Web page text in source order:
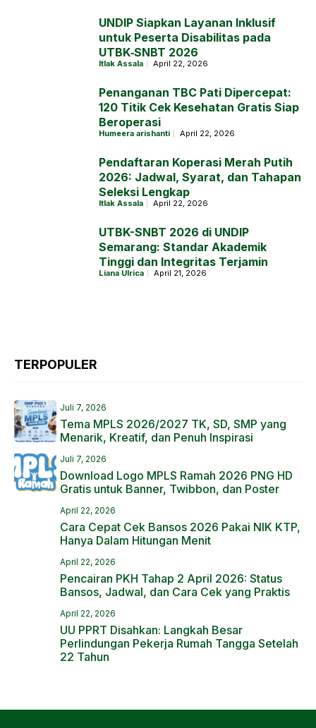
UNDIP Siapkan Layanan Inklusif
untuk Peserta Disabilitas pada
UTBK‑SNBT 2026
Itlak Assala April 22, 2026
Penanganan TBC Pati Dipercepat:
120 Titik Cek Kesehatan Gratis Siap
Beroperasi
Humeera arishanti April 22, 2026
Pendaftaran Koperasi Merah Putih
2026: Jadwal, Syarat, dan Tahapan
Seleksi Lengkap
Itlak Assala April 22, 2026
UTBK-SNBT 2026 di UNDIP
Semarang: Standar Akademik
Tinggi dan Integritas Terjamin
Liana Ulrica April 21, 2026
TERPOPULER
Juli 7, 2026
Tema MPLS 2026/2027 TK, SD, SMP yang
Menarik, Kreatif, dan Penuh Inspirasi
Juli 7, 2026
Download Logo MPLS Ramah 2026 PNG HD
Gratis untuk Banner, Twibbon, dan Poster
April 22, 2026
Cara Cepat Cek Bansos 2026 Pakai NIK KTP,
Hanya Dalam Hitungan Menit
April 22, 2026
Pencairan PKH Tahap 2 April 2026: Status
Bansos, Jadwal, dan Cara Cek yang Praktis
April 22, 2026
UU PPRT Disahkan: Langkah Besar
Perlindungan Pekerja Rumah Tangga Setelah
22 Tahun